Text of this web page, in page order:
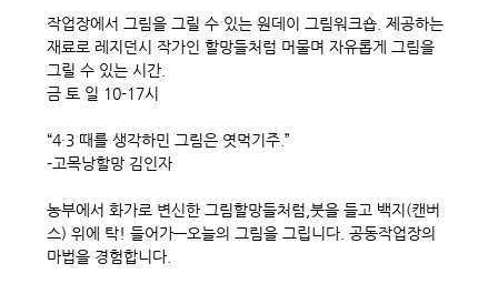
작업장에서 그림을 그릴 수 있는 원데이 그림워크숍. 제공하는
재료로 레지던시 작가인 할망들처럼 머물며 자유롭게 그림을
그릴 수 있는 시간.
금 토 일 10-17시
“4·3 때를 생각하민 그림은 엿먹기주.”
-고목낭할망 김인자
농부에서 화가로 변신한 그림할망들처럼,붓을 들고 백지(캔버
스) 위에 탁! 들어가—오늘의 그림을 그립니다. 공동작업장의
마법을 경험합니다.